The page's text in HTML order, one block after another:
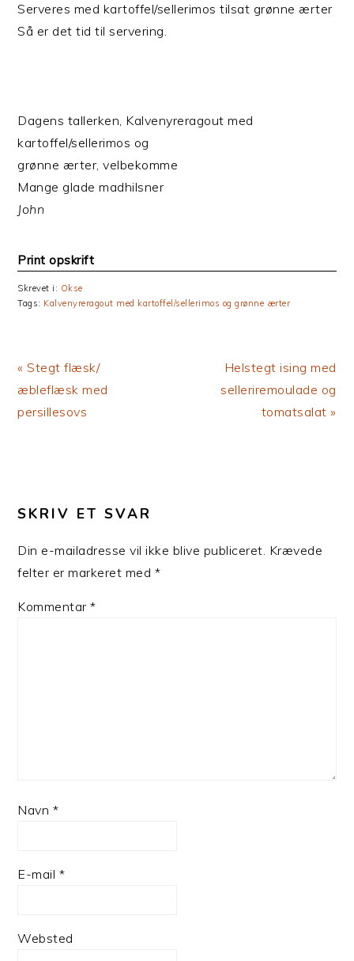
Serveres med kartoffel/sellerimos tilsat grønne ærter
Så er det tid til servering.
Dagens tallerken, Kalvenyreragout med
kartoffel/sellerimos og
grønne ærter, velbekomme
Mange glade madhilsner
John
Print opskrift
Skrevet i: Okse
Tags: Kalvenyreragout med kartoffel/sellerimos og grønne ærter
Previous
Post:
« Stegt flæsk/
æbleflæsk med
persillesovs
Next
Post:
Helstegt ising med
selleriremoulade og
tomatsalat »
SKRIV ET SVAR
Din e-mailadresse vil ikke blive publiceret. Krævede
felter er markeret med *
Kommentar*
Navn *
E-mail *
Websted